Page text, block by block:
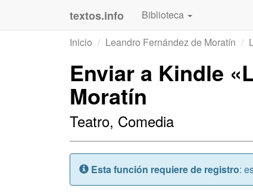
textos.info Biblioteca
Inicio
Leandro Fernández de Moratín
Enviar a Kindle
Moratín
Teatro, Comedia
Atención:
Esta función requiere de registro: